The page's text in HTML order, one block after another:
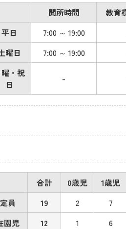
開所時間 教育
平日
7:00 ～ 19:00
曜日
7:00 ～ 19:00
曜・祝
日
-
合計 0歳児 1歳児
定員
19 2 7
園児
12 1 6